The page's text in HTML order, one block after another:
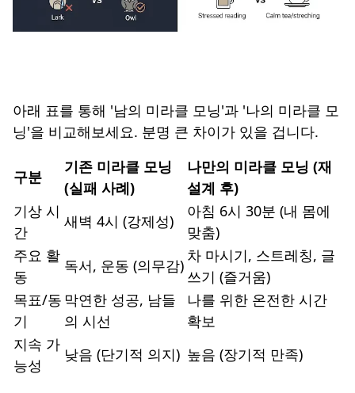
아래 표를 통해 '남의 미라클 모닝'과 '나의 미라클 모
닝'을 비교해보세요. 분명 큰 차이가 있을 겁니다.
구분
기존 미라클 모닝
(실패 사례)
나만의 미라클 모닝 (재
설계 후)
기상 시
간
새벽 4시 (강제성)
아침 6시 30분 (내 몸에
맞춤)
주요 활
동
독서, 운동 (의무감)
차 마시기, 스트레칭, 글
쓰기 (즐거움)
목표/동
기
막연한 성공, 남들
의 시선
나를 위한 온전한 시간
확보
지속 가
능성
낮음 (단기적 의지) 높음 (장기적 만족)